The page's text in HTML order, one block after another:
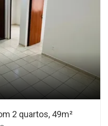
2 quartos, 49m²